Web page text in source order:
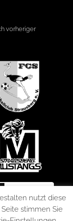
vorheriger
nutzt diese
stimmen Sie